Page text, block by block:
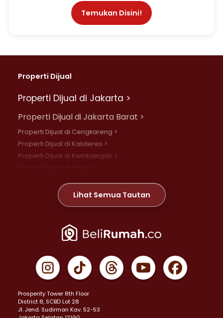
Temukan Disini!
Properti Dijual
Properti Dijual di Jakarta >
Properti Dijual di Jakarta Barat >
Properti Dijual di Cengkareng >
Properti Dijual di Kalideres >
Properti Dijual di Kembangan >
Properti Dijual di Meruya >
Properti Dijual di Jelambar >
Properti Dijual di Jakarta Pusat >
Properti Dijual di Gambir >
Properti Dijual di Johar Baru >
Properti Dijual di Menteng >
Properti Dijual di Senen >
Lihat Semua Tautan
Prosperity Tower 8th Floor
District 8, SCBD Lot 28
JI. Jend. Sudirman Kav. 52-53